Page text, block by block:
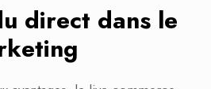
direct dans le